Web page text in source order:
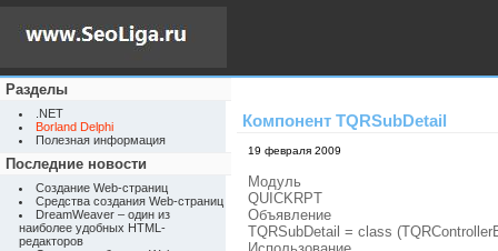
Разделы
.NET
Borland Delphi
Полезная информация
Последние новости
Создание Web-страниц
Средства создания Web-страниц
DreamWeaver – один из
наиболее удобных HTML-
редакторов
Компонент TQRSubDetail
19 февраля 2009
Модуль
QUICKRPT
Объявление
TQRSubDetail = class